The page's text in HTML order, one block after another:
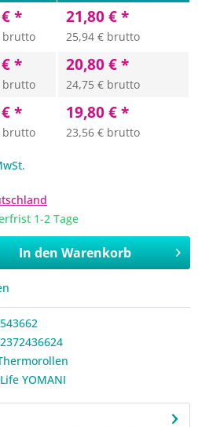
*
brutto
21,80 € *
25,94 € brutto
*
brutto
20,80 € *
24,75 € brutto
*
brutto
19,80 € *
23,56 € brutto
1-2 Tage
In den Warenkorb
YOMANI